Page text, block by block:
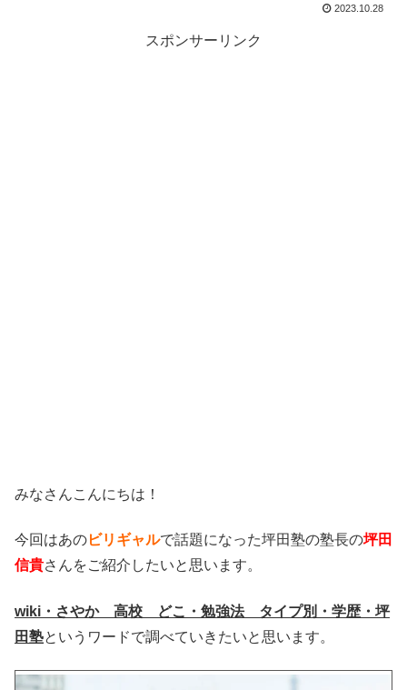
2023.10.28
スポンサーリンク
みなさんこんにちは！
今回はあのビリギャルで話題になった坪田塾の塾長の坪田
信貴さんをご紹介したいと思います。
wiki・さやか 高校 どこ・勉強法 タイプ別・学歴・坪
田塾というワードで調べていきたいと思います。